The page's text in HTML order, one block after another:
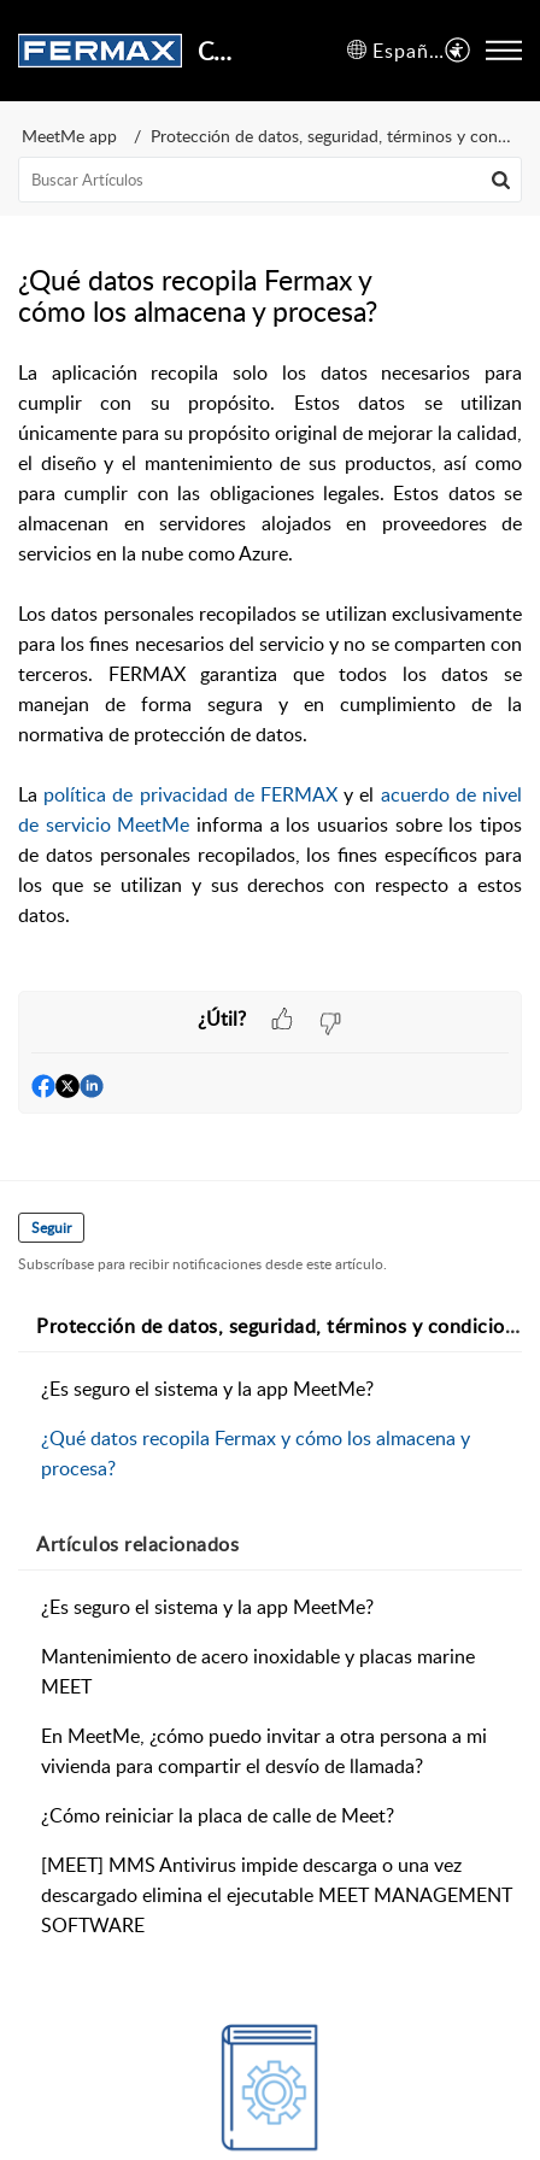
Centro de Soporte Español (España)
MeetMe app Protección de datos, seguridad, términos y condiciones de uso
¿Qué datos recopila Fermax y
cómo los almacena y procesa?
La aplicación recopila solo los datos necesarios para
cumplir con su propósito. Estos datos se utilizan
únicamente para su propósito original de mejorar la calidad,
el diseño y el mantenimiento de sus productos, así como
para cumplir con las obligaciones legales. Estos datos se
almacenan en servidores alojados en proveedores de
servicios en la nube como Azure.
Los datos personales recopilados se utilizan exclusivamente
para los fines necesarios del servicio y no se comparten con
terceros. FERMAX garantiza que todos los datos se
manejan de forma segura y en cumplimiento de la
normativa de protección de datos.
La política de privacidad de FERMAX y el acuerdo de nivel
de servicio MeetMe informa a los usuarios sobre los tipos
de datos personales recopilados, los fines específicos para
los que se utilizan y sus derechos con respecto a estos
datos.
¿Útil?
Seguir
Subscríbase para recibir notificaciones desde este artículo.
Protección de datos, seguridad, términos y condiciones de uso
¿Es seguro el sistema y la app MeetMe?
¿Qué datos recopila Fermax y cómo los almacena y
procesa?
Artículos relacionados
¿Es seguro el sistema y la app MeetMe?
Mantenimiento de acero inoxidable y placas marine
MEET
En MeetMe, ¿cómo puedo invitar a otra persona a mi
vivienda para compartir el desvío de llamada?
¿Cómo reiniciar la placa de calle de Meet?
[MEET] MMS Antivirus impide descarga o una vez
descargado elimina el ejecutable MEET MANAGEMENT
SOFTWARE